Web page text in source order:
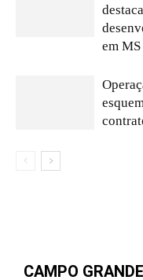
em MS
CAMPO GRANDE